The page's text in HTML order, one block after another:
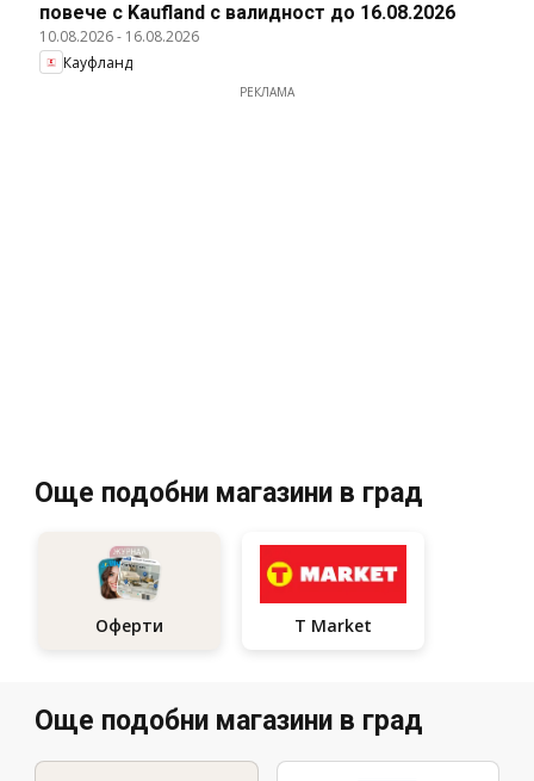
повече с Kaufland с валидност до 16.08.2026
10.08.2026- 16.08.2026
Кауфланд
РЕКЛАМА
Още подобни магазини в град
Оферти T Market
Още подобни магазини в град